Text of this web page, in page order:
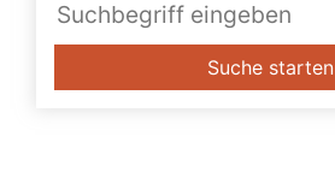
Suche starten